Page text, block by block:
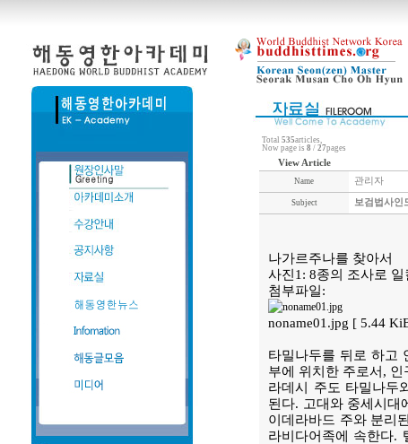
Total 535articles,
Now page is 8 / 27pages
View Article
Name 관리자
Subject 보검법사인
나가르주나를 찾아서
사진1: 8종의 조사로
첨부파일:
noname01.jpg [ 5.44
타밀나두를 뒤로 하고
부에 위치한 주로서,
라데시 주도 타밀나두
된다. 고대와 중세시대
이데라바드 주와 분리
라비다어족에 속한다.